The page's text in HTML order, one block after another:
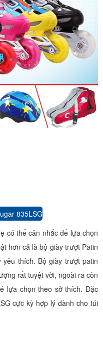
835LSG
có thể cân nhắc để lựa chọn
hơn cả là bộ giày trượt Patin
thích. Bộ giày trượt patin
rất tuyệt vời, ngoài ra còn
lựa chọn theo sở thích. Đặc
cực kỳ hợp lý dành cho túi